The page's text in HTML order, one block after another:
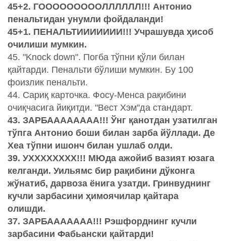
45+2. ГОООООООООЛЛЛЛЛЛ!!! Антонио
пенальтидан унумли фойдаланди!
45+1. ПЕНАЛЬТИИИИИИИ!!! Учрашувда ҳисоб
очилиши мумкин.
45. "Knock down". Погба тўпни қўли билан
қайтарди. Пенальти бўлиши мумкин. Бу 100
фоизлик пенальти.
44. Сариқ карточка. Фосу-Менса рақибини
очиқчасига йиқитди. "Вест Хэм"да стандарт.
43. ЗАРБАААААААА!!! Ўнг қанотдан узатилган
тўпга Антонио боши билан зарба йўллади. Де
Хеа тўпни ишонч билан ушлаб олди.
39. УХХХХХХХХ!!! МЮда ажойиб вазият юзага
келганди. Уильямс бир рақибини дўконга
жўнатиб, дарвоза ёнига узатди. Гринвуднинг
кучли зарбасини ҳимоячилар қайтара
олишди.
37. ЗАРБААААААА!!! Рэшфорднинг кучли
зарбасини Фабьански қайтарди!